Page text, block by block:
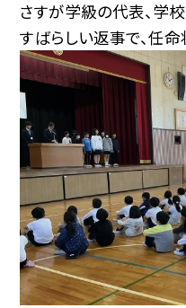
さすが学級の代表、学
すばらしい返事で、任命